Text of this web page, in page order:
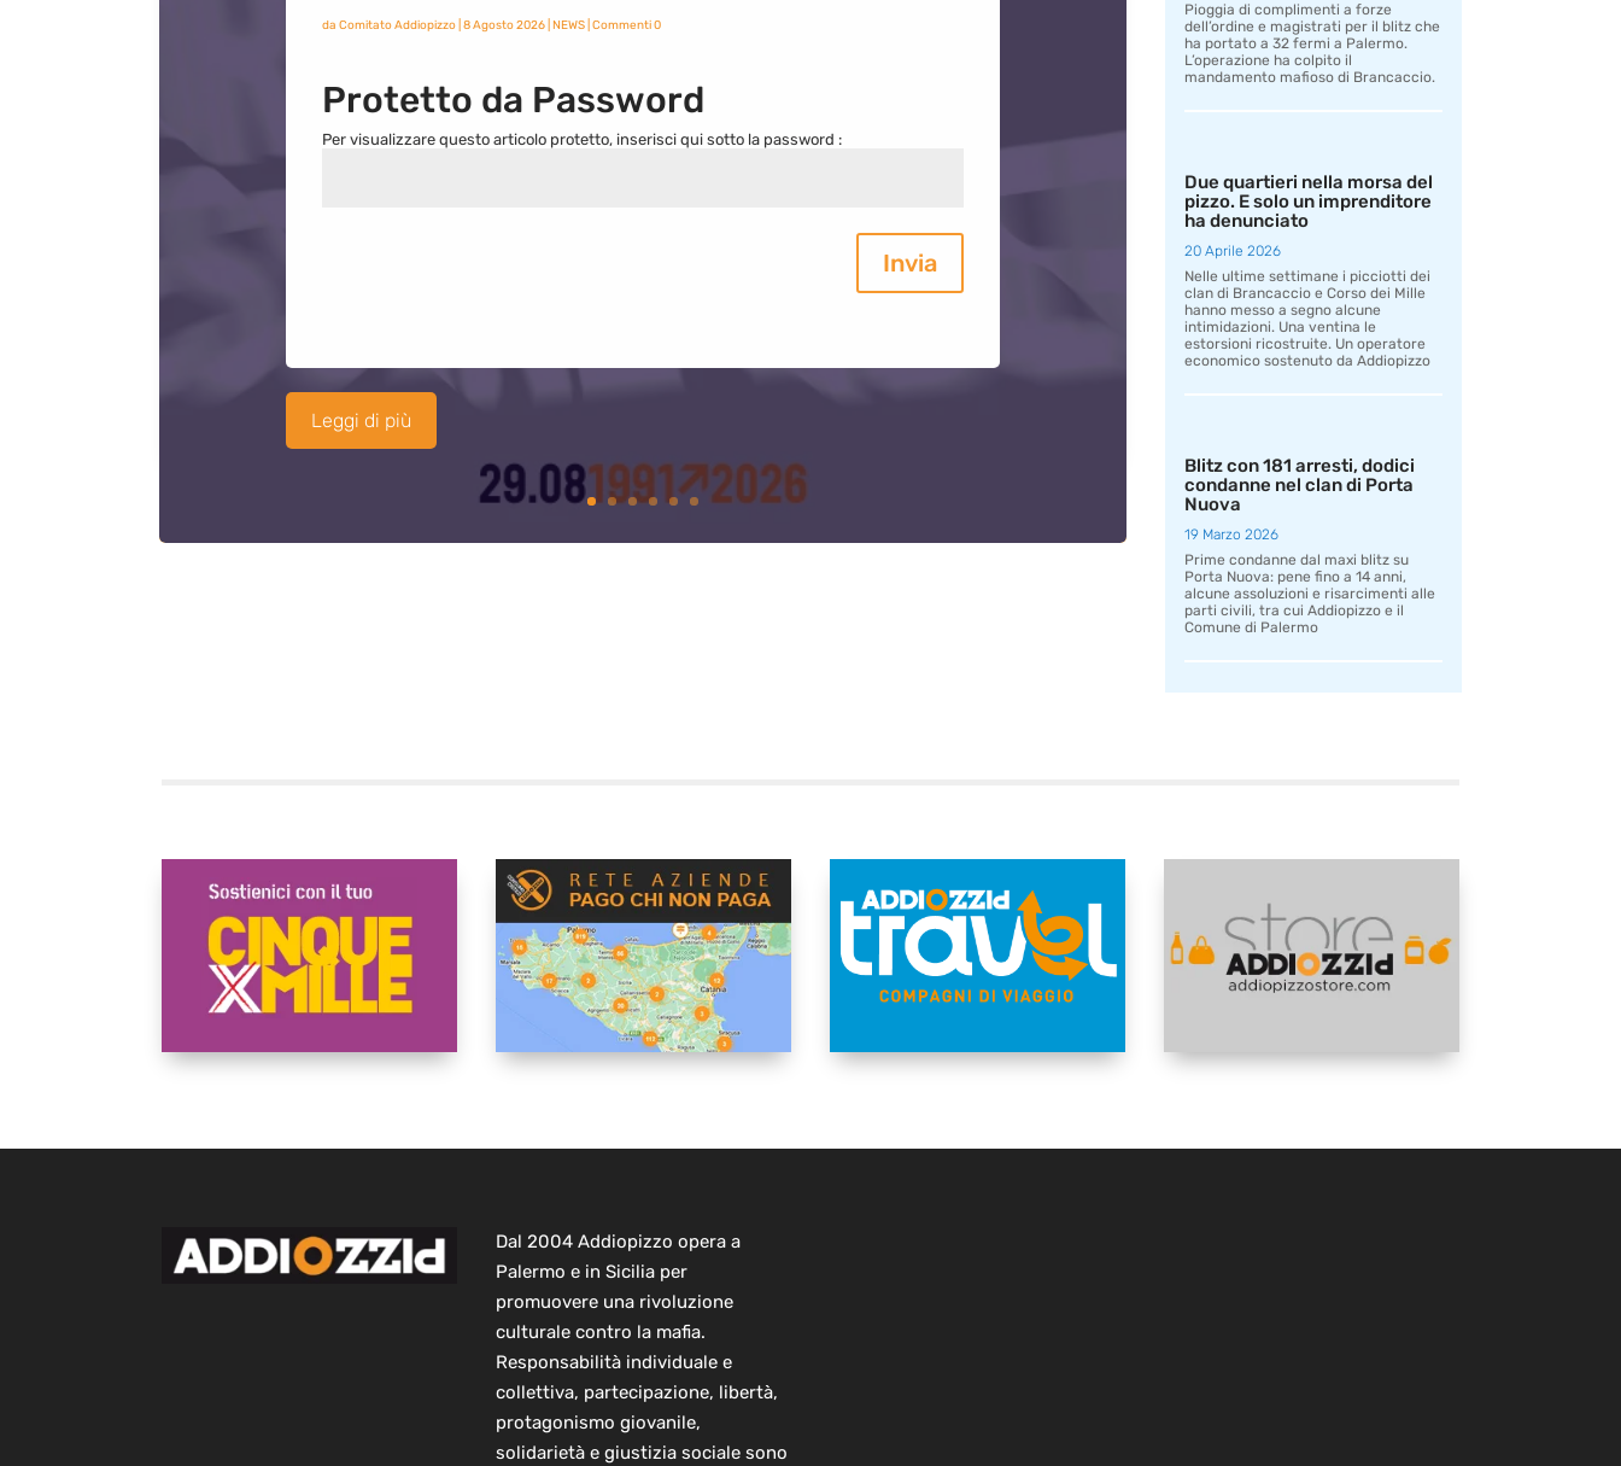
da Comitato Addiopizzo| 8 Agosto 2026| NEWS| Commenti 0
Protetto da Password
Per visualizzare questo articolo protetto, inserisci qui sotto la password :
Invia
Leggi di più
Pioggia di complimenti a forze
dell’ordine e magistrati per il blitz che
ha portato a 32 fermi a Palermo.
L’operazione ha colpito il
mandamento mafioso di Brancaccio.
Due quartieri nella morsa del
pizzo. E solo un imprenditore
ha denunciato
20 Aprile 2026
Nelle ultime settimane i picciotti dei
clan di Brancaccio e Corso dei Mille
hanno messo a segno alcune
intimidazioni. Una ventina le
estorsioni ricostruite. Un operatore
economico sostenuto da Addiopizzo
Blitz con 181 arresti, dodici
condanne nel clan di Porta
Nuova
19 Marzo 2026
Prime condanne dal maxi blitz su
Porta Nuova: pene fino a 14 anni,
alcune assoluzioni e risarcimenti alle
parti civili, tra cui Addiopizzo e il
Comune di Palermo
Dal 2004 Addiopizzo opera a
Palermo e in Sicilia per
promuovere una rivoluzione
culturale contro la mafia.
Responsabilità individuale e
collettiva, partecipazione, libertà,
protagonismo giovanile,
solidarietà e giustizia sociale sono